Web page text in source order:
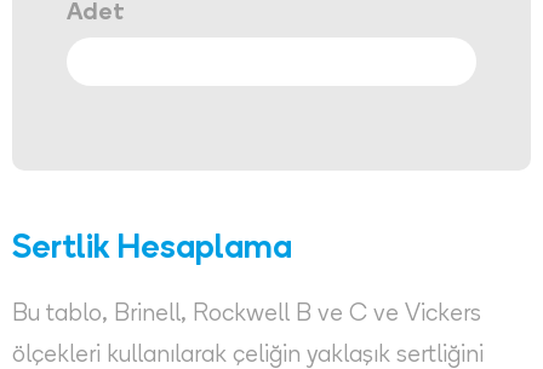
Adet
Sertlik Hesaplama
Bu tablo, Brinell, Rockwell B ve C ve Vickers
ölçekleri kullanılarak çeliğin yaklaşık sertliğini